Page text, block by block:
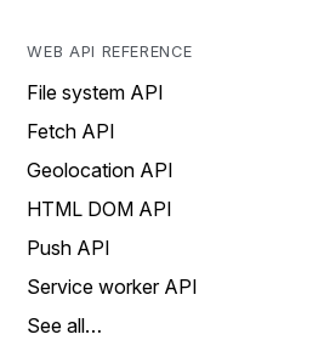
WEB API REFERENCE
File system API
Fetch API
Geolocation API
HTML DOM API
Push API
Service worker API
See all…